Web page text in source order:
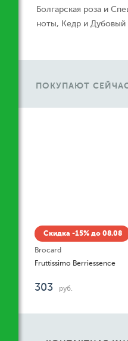
Болгарская роза и
ноты, Кедр и Дубовый
ПОКУПАЮТ
Скидка -15% до 08.08
Brocard
Fruttissimo Berriessence
303 руб.